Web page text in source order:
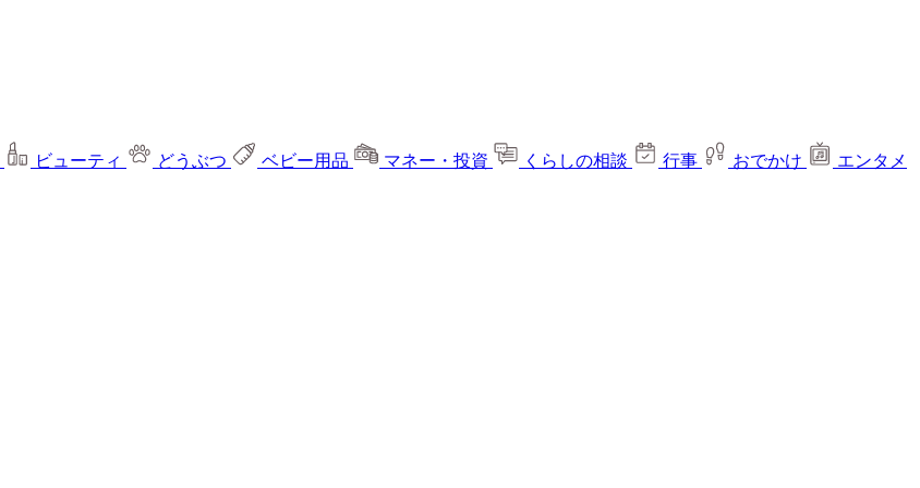
ビューティ どうぶつ ベビー用品 マネー・投資 くらしの相談 行事 おでかけ
エンタメ